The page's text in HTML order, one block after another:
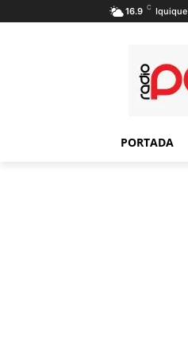
16.9 C Iquique
PORTADA